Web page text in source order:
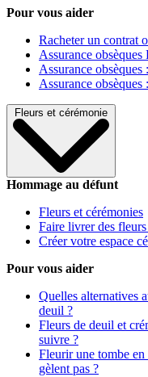
Pour vous aider
Racheter un contrat
Assurance obsèques
Assurance
Assurance
Fleurs et cérémonie
Hommage au défunt
Fleurs et cérémonies
Faire livrer des
Créer votre espace
Pour vous aider
Quelles alternatives
deuil ?
Fleurs de deuil et
suivre ?
Fleurir une tombe
gèlent pas ?